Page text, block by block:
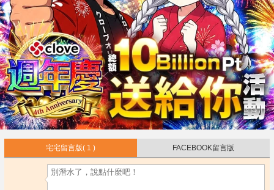
宅宅留言版( 1 ) FACEBOOK留言版